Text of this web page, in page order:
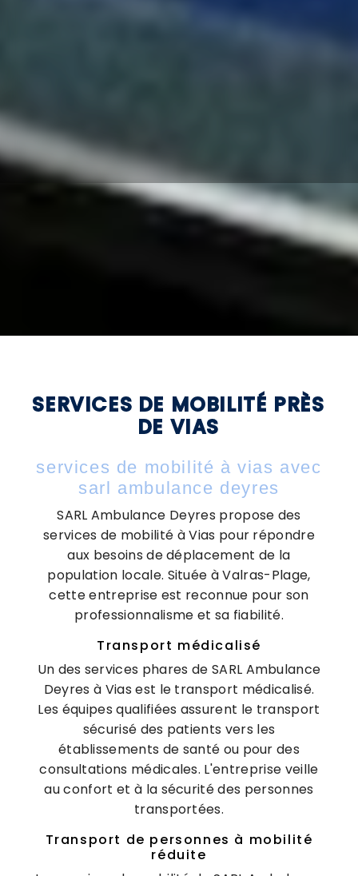
SERVICES DE MOBILITÉ PRÈS
DE VIAS
services de mobilité à vias avec
sarl ambulance deyres
SARL Ambulance Deyres propose des
services de mobilité à Vias pour répondre
aux besoins de déplacement de la
population locale. Située à Valras-Plage,
cette entreprise est reconnue pour son
professionnalisme et sa fiabilité.
Transport médicalisé
Un des services phares de SARL Ambulance
Deyres à Vias est le transport médicalisé.
Les équipes qualifiées assurent le transport
sécurisé des patients vers les
établissements de santé ou pour des
consultations médicales. L'entreprise veille
au confort et à la sécurité des personnes
transportées.
Transport de personnes à mobilité
réduite